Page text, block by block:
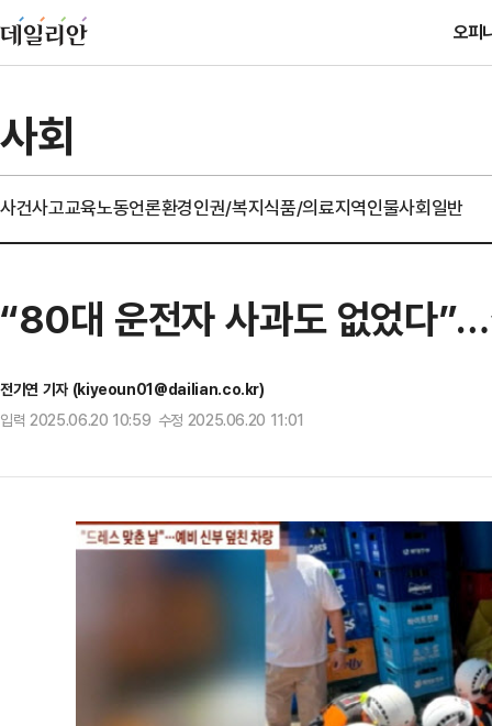
오피
사회
사건사고교육노동언론환경인권/복지식품/의료지역인물사회일반
“80대 운전자 사과도 없었다
전기연 기자 (kiyeoun01@dailian.co.kr)
입력 2025.06.20 10:59 수정 2025.06.20 11:01